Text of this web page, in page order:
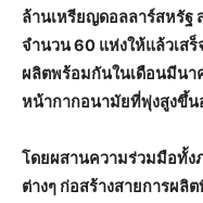
ล้านเหรียญดอลลาร์สหรัฐ
จำนวน 60 แห่งให้แล้วเส
ผลิตพร้อมกันในเดือนมีนา
หน้ากากอนามัยที่พุ่งสูงขึ้น
โดยผสานความร่วมมือทั้ง
ต่างๆ ก่อสร้างสายการผ